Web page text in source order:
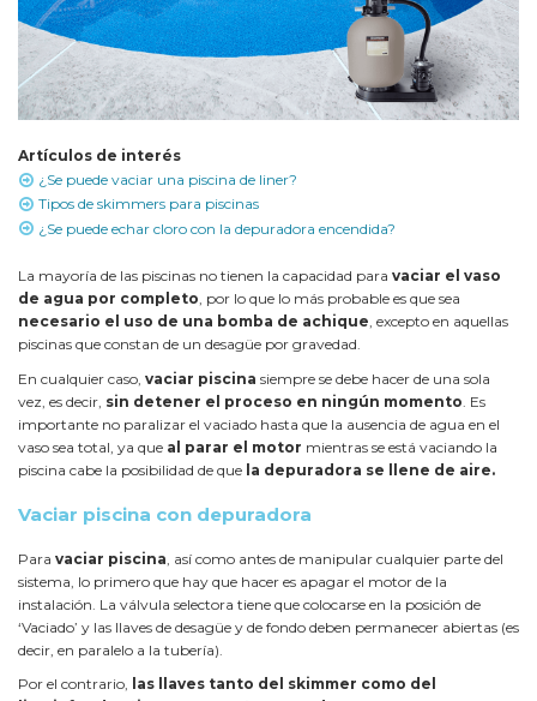
Artículos de interés
¿Se puede vaciar una piscina de liner?
Tipos de skimmers para piscinas
¿Se puede echar cloro con la depuradora encendida?
La mayoría de las piscinas no tienen la capacidad para vaciar el vaso
de agua por completo , por lo que lo más probable es que sea
necesario el uso de una bomba de achique , excepto en aquellas
piscinas que constan de un desagüe por gravedad.
En cualquier caso, vaciar piscina siempre se debe hacer de una sola
vez, es decir, sin detener el proceso en ningún momento . Es
importante no paralizar el vaciado hasta que la ausencia de agua en el
vaso sea total, ya que al parar el motor mientras se está vaciando la
piscina cabe la posibilidad de que la depuradora se llene de aire.
Vaciar piscina con depuradora
Para vaciar piscina , así como antes de manipular cualquier parte del
sistema, lo primero que hay que hacer es apagar el motor de la
instalación. La válvula selectora tiene que colocarse en la posición de
‘Vaciado’ y las llaves de desagüe y de fondo deben permanecer abiertas (es
decir, en paralelo a la tubería).
Por el contrario, las llaves tanto del skimmer como del